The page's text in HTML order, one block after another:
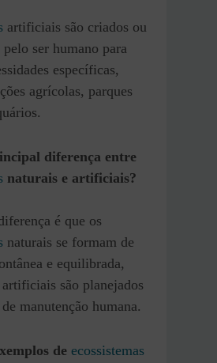
artificiais são criados ou
ser humano para
específicas,
agrícolas, parques
diferença entre
naturais e artificiais?
é que os
naturais se formam de
e equilibrada,
são planejados
manutenção humana.
de ecossistemas